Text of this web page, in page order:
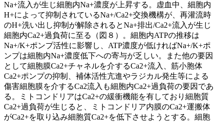
Na+流入が生じ細胞内Na+濃度が上昇する。虚血中、細胞内
H+によって抑制されているNa+/Ca2+交換機構が、再灌流時
のH+洗い出し抑制が解除されるとNa+排出/Ca2+流入が生じ
細胞内Ca2+過負荷に至る（図８）。細胞内ATPの推移は
Na+/K+ポンプ活性に影響し、ATP濃度が低ければNa+/K+ポ
ンプは細胞内Na+濃度低下への寄与が乏しい。また他の要因
として細胞膜Ca2+チャネルを介するCa2+流入、筋小胞体
Ca2+ポンプの抑制、補体活性亢進やラジカル発生等による
傷害細胞膜を介するCa2流入も細胞内Ca2+過負荷の要因であ
る。ミトコンドリアはCa2+の緩衝機能を有しており細胞質
Ca2+過負荷が生じると、ミトコンドリア内膜のCa2+運搬体
がCa2+を取り込み細胞質Ca2+を低下させようとする。細胞